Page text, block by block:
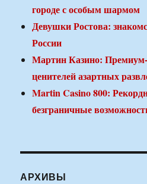
городе с особым шармом
Девушки Ростова:
России
Мартин Казино:
ценителей азартных
Martin Casino 800:
безграничные
АРХИВЫ